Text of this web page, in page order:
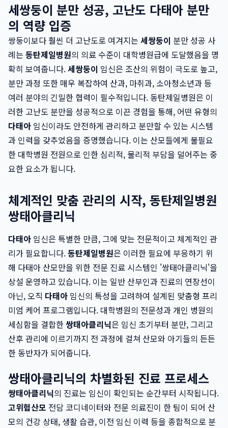
세쌍둥이 분만 성공, 고난도 다태아 분만
의 역량 입증
쌍둥이보다 훨씬 더 고난도로 여겨지는 세쌍둥이 분만 성공 사
례는 동탄제일병원의 의료 수준이 대학병원급에 도달했음을 명
확히 보여줍니다.세쌍둥이 임신은 조산의 위험이 극도로 높고,
분만 과정 또한 매우 복잡하여 산과, 마취과, 소아청소년과 등
여러 분야의 긴밀한 협력이 필수적입니다. 동탄제일병원은 이
러한 고난도 분만을 성공적으로 이끈 경험을 통해, 어떤 유형의
다태아 임신이라도 안전하게 관리하고 분만할 수 있는 시스템
과 인력을 갖추었음을 증명했습니다. 이는 산모들에게 불필요
한 대학병원 전원으로 인한 심리적, 물리적 부담을 덜어주는 중
요한 요소가 됩니다.
체계적인 맞춤 관리의 시작, 동탄제일병원
쌍태아클리닉
다태아 임신은 특별한 만큼, 그에 맞는 전문적이고 체계적인 관
리가 필요합니다.동탄제일병원은 이러한 필요에 부응하기 위
해 다태아 산모만을 위한 전문 진료 시스템인 '쌍태아클리닉'을
상설 운영하고 있습니다. 이는 일반 산부인과 진료의 연장선이
아닌, 오직 다태아 임신의 특성을 고려하여 설계된 맞춤형 프리
미엄 케어 프로그램입니다. 대학병원의 전문성과 개인 병원의
세심함을 결합한쌍태아클리닉은 임신 초기부터 분만, 그리고
산후 관리에 이르기까지 전 과정에 걸쳐 산모와 아기들의 든든
한 동반자가 되어줍니다.
쌍태아클리닉의 차별화된 진료 프로세스
쌍태아클리닉의 진료는 임신이 확인되는 순간부터 시작됩니다.
고위험산모 전담 코디네이터와 전문 의료진이 한 팀이 되어 산
모의 건강 상태, 생활 습관, 이전 임신 이력 등을 종합적으로 분